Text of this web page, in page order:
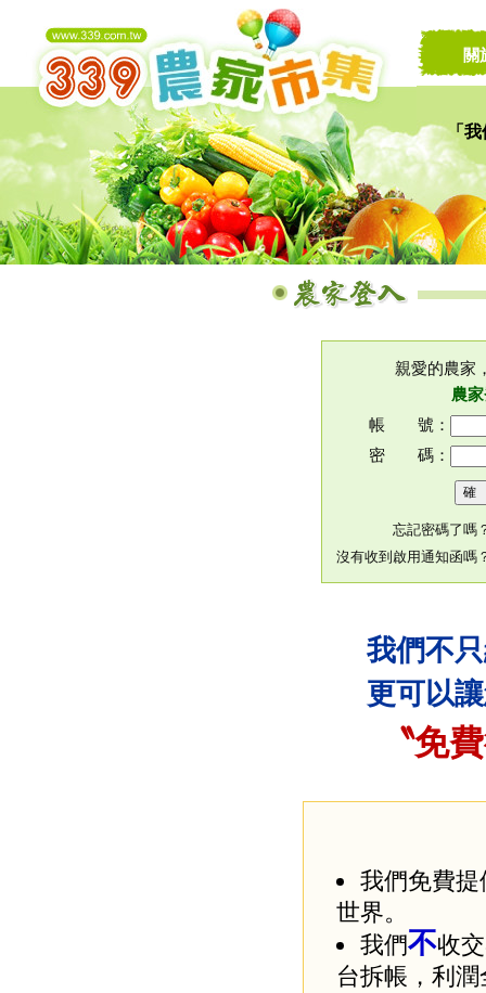
「我
讓
關
親愛的農家
農
帳 號：
密 碼：
忘記密碼了嗎
沒有收到啟用通知函嗎
我們不
更可以
〝免
我們免費
世界。
我們不收
台拆帳，利